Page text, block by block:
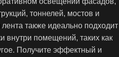
тоннелей, мостов и
также идеально подходит
внутри помещений, таких как
Получите эффектный и